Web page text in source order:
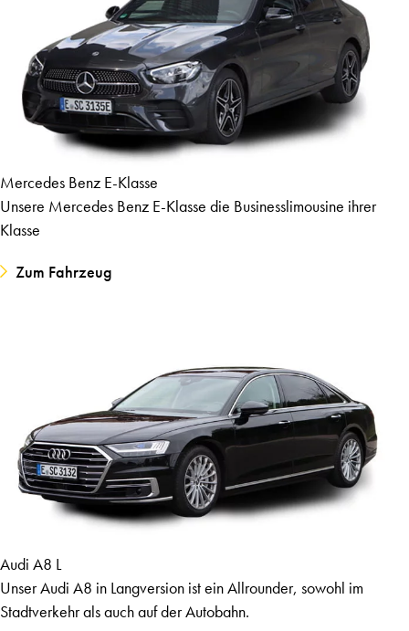
Mercedes Benz E-Klasse
Unsere Mercedes Benz E-Klasse die Businesslimousine ihrer
Klasse
Zum Fahrzeug
Audi A8 L
Unser Audi A8 in Langversion ist ein Allrounder, sowohl im
Stadtverkehr als auch auf der Autobahn.